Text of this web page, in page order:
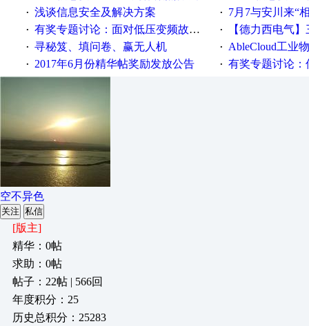
· 浅谈信息安全及解决方案 · 7月7与安川来“
· 有奖专题讨论：面对低压变频故障，老手是这样解决的！ · 【德力西电气】三
· 寻秘笈、填问卷、赢无人机 · AbleCloud工业物联
· 2017年6月份精华帖奖励发放公告 · 有奖专题讨论：伺服选择
空不异色
关注 私信
[版主]
精华：0帖
求助：0帖
帖子：22帖 | 566回
年度积分：25
历史总积分：25283